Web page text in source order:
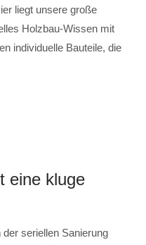
liegt unsere große
Holzbau-Wissen mit
individuelle Bauteile, die
eine kluge
seriellen Sanierung